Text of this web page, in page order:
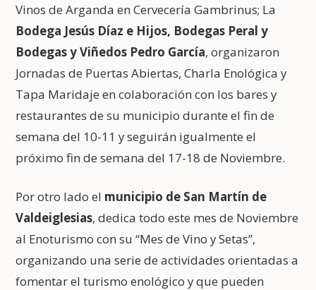
Vinos de Arganda en Cervecería Gambrinus; La
Bodega Jesús Díaz e Hijos, Bodegas Peral y
Bodegas y Viñedos Pedro García, organizaron
Jornadas de Puertas Abiertas, Charla Enológica y
Tapa Maridaje en colaboración con los bares y
restaurantes de su municipio durante el fin de
semana del 10-11 y seguirán igualmente el
próximo fin de semana del 17-18 de Noviembre.
Por otro lado el municipio de San Martín de
Valdeiglesias, dedica todo este mes de Noviembre
al Enoturismo con su “Mes de Vino y Setas”,
organizando una serie de actividades orientadas a
fomentar el turismo enológico y que pueden